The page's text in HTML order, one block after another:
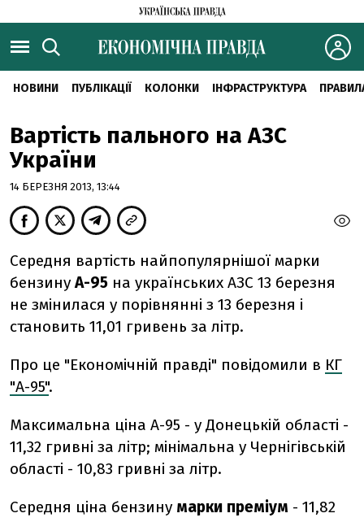
НОВИНИ ПУБЛІКАЦІЇ КОЛОНКИ ІНФРАСТРУКТУРА
Вартість пального на АЗС
України
14 БЕРЕЗНЯ 2013, 13:44
Середня вартість найпопулярнішої марки
бензинуА-95 на українських АЗС 13 березня
не змінилася у порівнянні з 13 березня і
становить 11,01 гривень за літр.
Про це "Економічній правді" повідомили в КГ
"А-95".
Максимальна ціна А-95 - у Донецькій області -
11,32 гривні за літр; мінімальна у Чернігівській
області - 10,83 гривні за літр.
Середня ціна бензину марки преміум - 11,82